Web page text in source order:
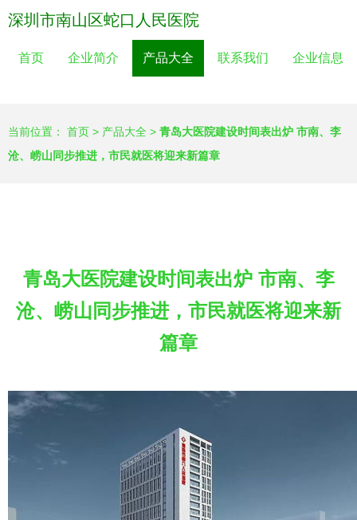
深圳市南山区蛇口人民医院
首页 企业简介 产品大全 联系我们 企业信息
当前位置： 首页 > 产品大全 > 青岛大医院建设时间表出炉 市南、李
沧、崂山同步推进，市民就医将迎来新篇章
青岛大医院建设时间表出炉 市南、李
沧、崂山同步推进，市民就医将迎来新
篇章